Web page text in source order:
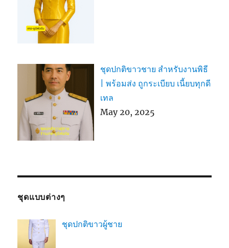
ชุดปกติขาวชาย สำหรับงานพิธี
| พร้อมส่ง ถูกระเบียบ เนี้ยบทุกดี
เทล
May 20, 2025
ชุดแบบต่างๆ
ชุดปกติขาวผู้ชาย